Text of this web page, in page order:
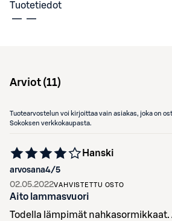
Tuotetiedot
Arviot (11)
Tuotearvostelun voi kirjoittaa vain asiakas, joka on
Sokoksen verkkokaupasta.
arvosana4/5
Hanski
02.05.2022VAHVISTETTU OSTO
Aito lammasvuori
Todella lämpimät nahkasormikkaat.